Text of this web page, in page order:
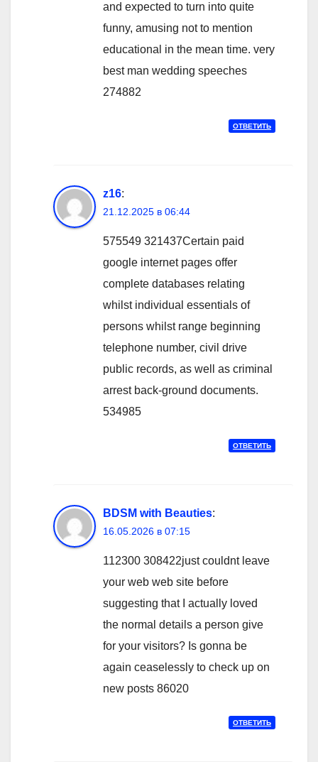
and expected to turn into quite
funny, amusing not to mention
educational in the mean time. very
best man wedding speeches
274882
ОТВЕТИТЬ
z16:
21.12.2025 в 06:44
575549 321437Certain paid
google internet pages offer
complete databases relating
whilst individual essentials of
persons whilst range beginning
telephone number, civil drive
public records, as well as criminal
arrest back-ground documents.
534985
ОТВЕТИТЬ
BDSM with Beauties:
16.05.2026 в 07:15
112300 308422just couldnt leave
your web web site before
suggesting that I actually loved
the normal details a person give
for your visitors? Is gonna be
again ceaselessly to check up on
new posts 86020
ОТВЕТИТЬ